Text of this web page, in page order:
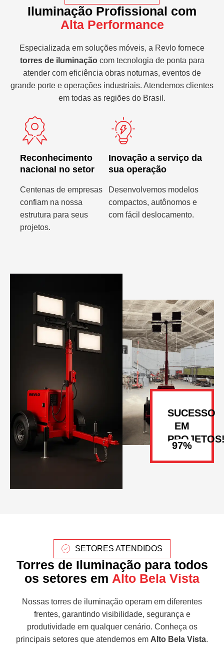
SUCESSO
EM
Iluminação Profissional com
Alta Performance
Especializada em soluções móveis, a Revlo fornece
torres de iluminaçãocom tecnologia de ponta para
atender com eficiência obras noturnas, eventos de
grande porte e operações industriais. Atendemos clientes
em todas as regiões do Brasil.
Reconhecimento
nacional no setor
Centenas de empresas
confiam na nossa
estrutura para seus
projetos.
Inovação a serviço da
sua operação
Desenvolvemos modelos
compactos, autônomos e
com fácil deslocamento.
SETORES ATENDIDOS
Torres de Iluminação para todos
os setores em Alto Bela Vista
Nossas torres de iluminação operam em diferentes
frentes, garantindo visibilidade, segurança e
produtividade em qualquer cenário. Conheça os
principais setores que atendemos em Alto Bela Vista.